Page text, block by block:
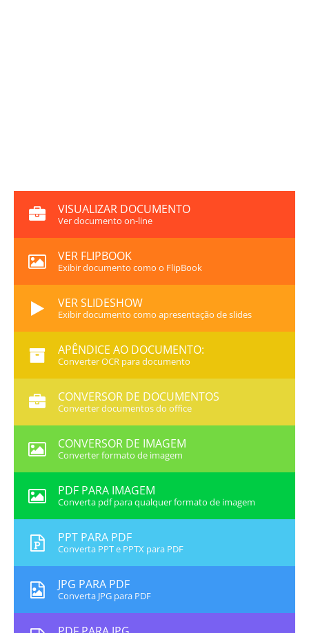
VISUALIZAR DOCUMENTO
Ver documento on-line
VER FLIPBOOK
Exibir documento como o FlipBook
VER SLIDESHOW
Exibir documento como apresentação de slides
APÊNDICE AO DOCUMENTO:
Converter OCR para documento
CONVERSOR DE DOCUMENTOS
Converter documentos do office
CONVERSOR DE IMAGEM
Converter formato de imagem
PDF PARA IMAGEM
Converta pdf para qualquer formato de imagem
PPT PARA PDF
Converta PPT e PPTX para PDF
JPG PARA PDF
Converta JPG para PDF